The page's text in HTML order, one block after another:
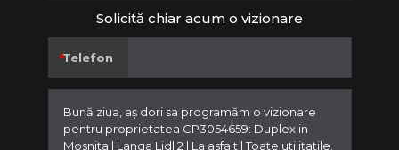
Solicită chiar acum o vizionare
Telefon